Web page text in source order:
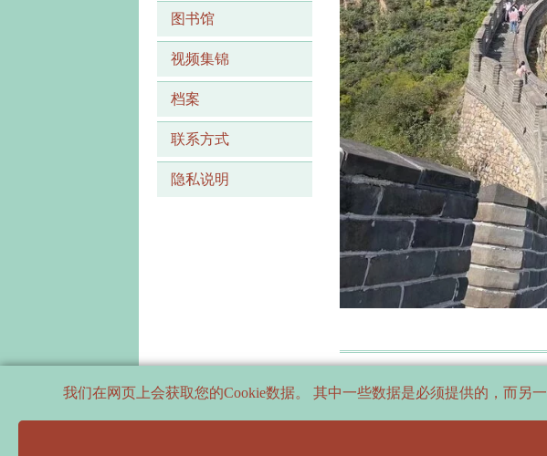
图书馆
视频集锦
档案
联系方式
隐私说明
PARTNERS
我们在网页上会获取您的Cookie数据。 其中一些数据是必须提供的，而另